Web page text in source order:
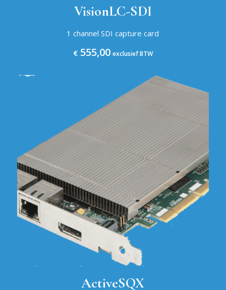
VisionLC-SDI
1 channel SDI capture card
€555,00 exclusief BTW
ActiveSQX